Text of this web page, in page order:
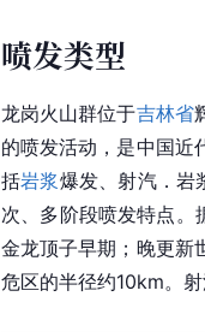
喷发类型
龙岗火山群位于吉林省
的喷发活动，是中国近
括岩浆爆发、射汽．岩
次、多阶段喷发特点。
金龙顶子早期；晚更新
危区的半径约10km。